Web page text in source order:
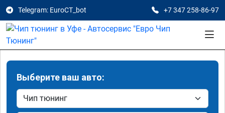
Telegram: EuroCT_bot +7 347 258-86-97
Выберите ваш авто: